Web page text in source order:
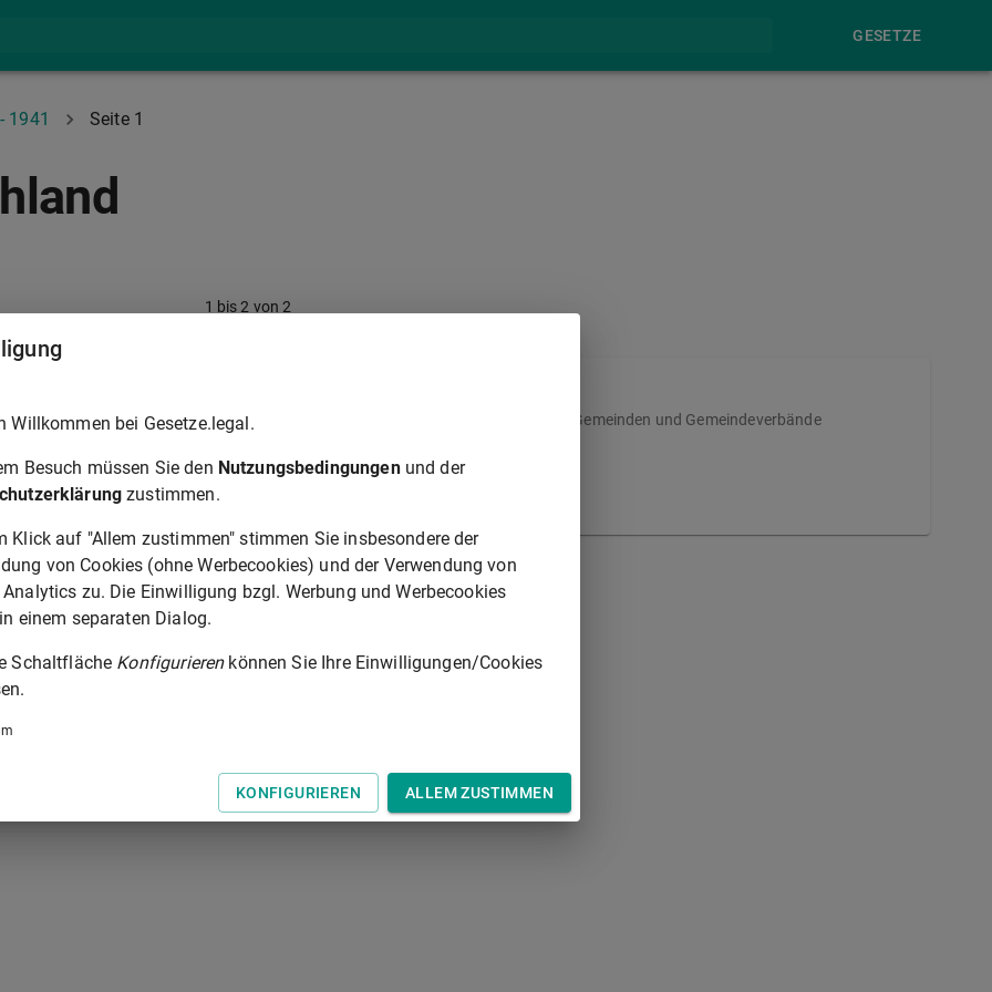
GESETZE
1941 Seite 1
1 bis2 von2
Unternehmen und Betriebe zur Versorgung mit Elektrizität, Gas und Wasser an Gemeinden und Gemeindeverbände
Versicherung
1bis2von2
Willkommen bei Gesetze.legal.
Besuch müssen Sie den Nutzungsbedingungenund der
zustimmen.
Klick auf "Allem zustimmen" stimmen Sie insbesondere der
von Cookies (ohne Werbecookies) und der Verwendung von
Analytics zu. Die Einwilligung bzgl. Werbung und Werbecookies
einem separaten Dialog.
Schaltfläche Konfigurierenkönnen Sie Ihre Einwilligungen/Cookies
KONFIGURIEREN ALLEM ZUSTIMMEN